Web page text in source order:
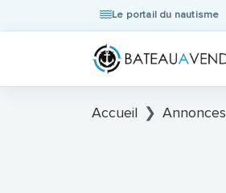
Le portail du nautisme
Accueil Annonces